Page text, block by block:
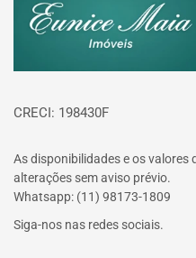
CRECI: 198430F
As disponibilidades e os valores
alterações sem aviso prévio.
Whatsapp: (11) 98173-1809
Siga-nos nas redes sociais.